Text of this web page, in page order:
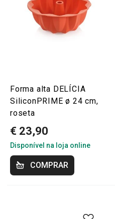
Forma alta DELÍCIA
SiliconPRIME ø 24 cm,
roseta
€ 23,90
Disponível na loja online
COMPRAR